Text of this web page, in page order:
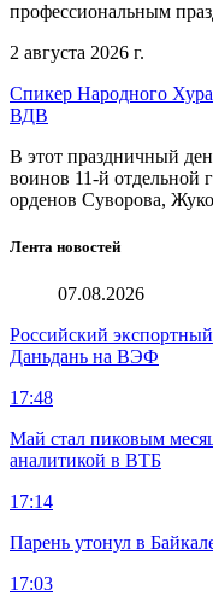
профессиональным
2 августа 2026 г.
Спикер Народного
ВДВ
В этот праздничный
воинов 11-й отдельной
орденов Суворова,
Лента новостей
07.08.2026
Российский
Даньдань на ВЭФ
17:48
Май стал пиковым
аналитикой в ВТБ
17:14
Парень утонул в
17:03